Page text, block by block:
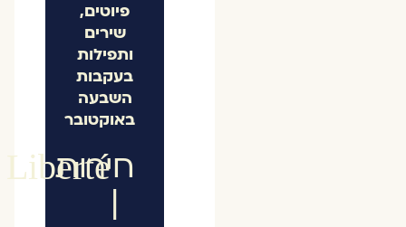
פיוטים,
שירים
ותפילות
בעקבות
השבעה
באוקטובר
חירות
|
Liberté